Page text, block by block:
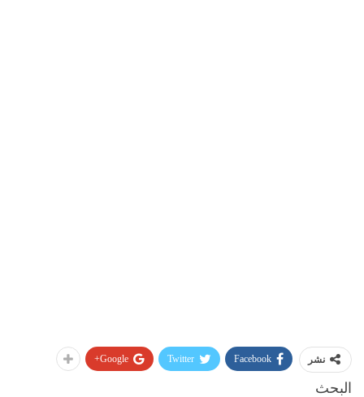
نشر Facebook
Twitter
Google+
البحث